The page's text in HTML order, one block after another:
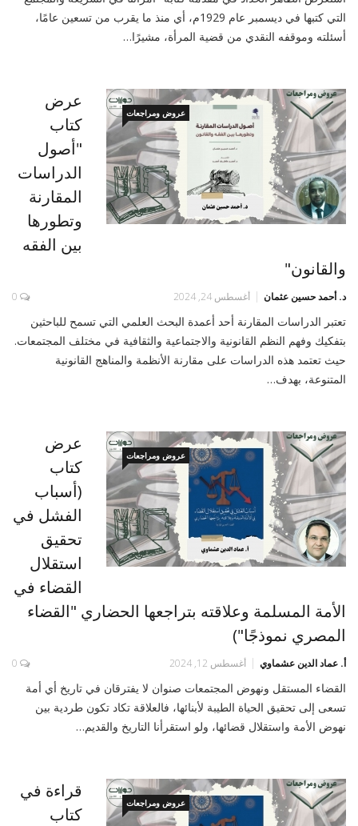
التي كتبها في ديسمبر عام 1929م، أي منذ ما يقرب من تسعين عامًا،
أسئلته وموقفه النقدي من قضية المرأة، مشيرًا…
عروض ومراجعات
عرض
كتاب
"أصول
الدراسات
المقارنة
وتطورها
بين الفقه
والقانون"
د. أحمد حسين عثمان أغسطس 24, 2024 0
تعتبر الدراسات المقارنة أحد أعمدة البحث العلمي التي تسمح للباحثين
بتفكيك وفهم النظم القانونية والاجتماعية والثقافية في مختلف المجتمعات.
حيث تعتمد هذه الدراسات على مقارنة الأنظمة والمناهج القانونية
المتنوعة، بهدف…
عروض ومراجعات
عرض
كتاب
(أسباب
الفشل في
تحقيق
استقلال
القضاء في
الأمة المسلمة وعلاقته بتراجعها الحضاري "القضاء
المصري نموذجًا")
أ. عماد الدين عشماوي أغسطس 12, 2024 0
القضاء المستقل ونهوض المجتمعات صنوان لا يفترقان في تاريخ أي أمة
تسعى إلى تحقيق الحياة الطيبة لأبنائها، فالعلاقة تكاد تكون طردية بين
نهوض الأمة واستقلال قضائها، ولو استقرأنا التاريخ والقديم…
عروض ومراجعات
قراءة في
كتاب